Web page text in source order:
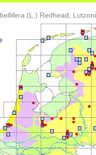
(L.) Redhead, Lutzoni,